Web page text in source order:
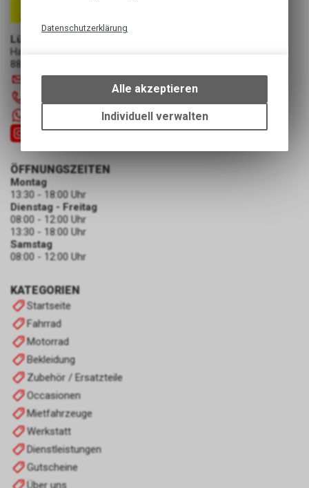
Lüscher Motor- & Bike World
Hauptstrasse 29a
8867 Niederurnen
info@luscherag.ch
KATEGORIEN
Startseite
Fahrrad
Motorrad
Bekleidung
Zubehör / Ersatzteile
Occasionen
Mietfahrzeuge
Werkstatt
Dienstleistungen
Gutscheine
Über uns
ÖFFNUNGSZEITEN
Montag
13:30 - 18:00 Uhr
Dienstag - Freitag
08:00 - 12:00 Uhr
13:30 - 18:00 Uhr
Samstag
08:00 - 12:00 Uhr
Datenschutzerklärung
bestimmte Interaktionen und
Einstellungen auf Ihrem Gerät,
um die grundlegenden
Funktionen unseres Online-
Alle akzeptieren
Individuell verwalten